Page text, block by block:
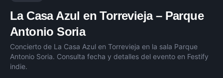
La Casa Azul enTorrevieja– Parque
Antonio Soria
Concierto de La Casa Azul en Torrevieja en la sala Parque
Antonio Soria. Consulta fecha y detalles del evento en Festify
indie.